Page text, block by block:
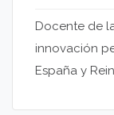
Docente de
innovación
España y